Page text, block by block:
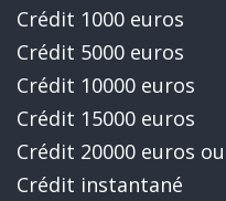
Crédit 1000 euros
Crédit 5000 euros
Crédit 10000 euros
Crédit 15000 euros
Crédit 20000 euros
Crédit instantané